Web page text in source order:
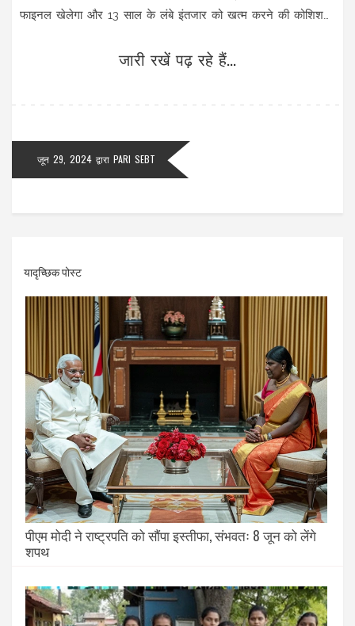
फाइनल खेलेगा और 13 साल के लंबे इंतजार को खत्म करने की कोशिश
जारी रखें पढ़ रहे हैं...
जून 29, 2024 द्वारा PARI SEBT
यादृच्छिक पोस्ट
पीएम मोदी ने राष्ट्रपति को सौंपा इस्तीफा, संभवतः 8 जून को लेंगे
शपथ